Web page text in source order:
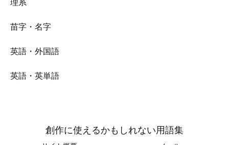
理系
苗字・名字
英語・外国語
英語・英単語
創作に使えるかもしれない用語集